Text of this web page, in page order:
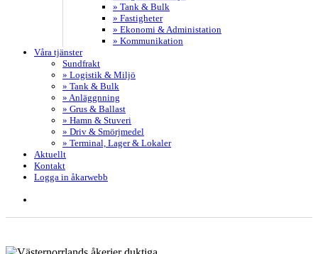
» Tank & Bulk
» Fastigheter
» Ekonomi & Administation
» Kommunikation
Våra tjänster
Sundfrakt
» Logistik & Miljö
» Tank & Bulk
» Anläggnning
» Grus & Ballast
» Hamn & Stuveri
» Driv & Smörjmedel
» Terminal, Lager & Lokaler
Aktuellt
Kontakt
Logga in åkarwebb